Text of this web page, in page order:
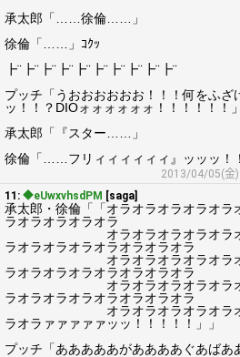
承太郎「……徐倫……」
徐倫「……」ｺｸｯ
┣¨┣¨┣¨┣¨┣¨┣¨┣¨┣¨┣¨┣¨
プッチ「うおおおおおお！！！何をふざ
ッ！！？DIOォォォォォォ！！！！！！」
承太郎「『スター……」
徐倫「……フリィィィィィィ』ッッッ！
2013/04/05(金
11: ◆eUwxvhsdPM [saga]
承太郎・徐倫「「オラオラオラオラオラ
ラオラオラオラオラ
オラオラオラオラオラオラオ
ラオラオラオラオラオラオラオラ
オラオラオラオラオラオラオ
ラオラオラオラオラオラオラオラ
オラオラオラオラオラオラオ
ラオラオラオラオラオラオラオラ
オラオラオラオラオラオラオ
ラオラァァァァァッッ！！！！！」」
プッチ「あああああがああああぐあばあ